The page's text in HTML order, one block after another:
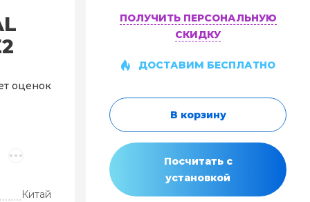
оценок
Китай
ПОЛУЧИТЬ ПЕРСОНАЛЬНУЮ
СКИДКУ
ДОСТАВИМ БЕСПЛАТНО
В корзину
Посчитать с
установкой